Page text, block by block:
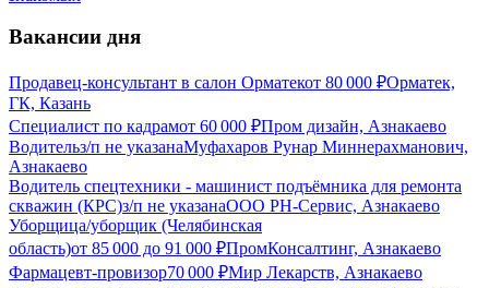
Вакансии дня
Продавец-консультант в салон Орматекот 80 000 ₽Орматек,
ГК, Казань
Специалист по кадрамот 60 000 ₽Пром дизайн, Азнакаево
Водительз/п не указанаМуфахаров Рунар Миннерахманович,
Азнакаево
Водитель спецтехники - машинист подъёмника для ремонта
скважин (КРС)з/п не указанаООО РН-Сервис, Азнакаево
Уборщица/уборщик (Челябинская
область)от 85 000 до 91 000 ₽ПромКонсалтинг, Азнакаево
Фармацевт-провизор70 000 ₽Мир Лекарств, Азнакаево